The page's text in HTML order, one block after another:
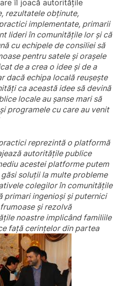
îl joacă autoritățile
rezultatele obținute,
implementate, primarii
lideri în comunitățile lor și că
cu echipele de consiliei să
pentru satele și orașele
de a crea o idee și de a
dacă echipa locală reușește
ca această idee să devină
locale au șanse mari să
programele cu care au venit
reprezintă o platformă
autoritățile publice
acestei platforme putem
soluții la multe probleme
colegilor în comunitățile
primari ingenioși și puternici
și rezolvă
noastre implicând familiile
față cerințelor din partea